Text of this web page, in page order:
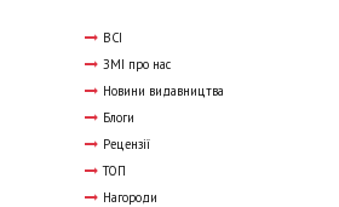
ВСІ
ЗМІ про нас
Новини видавництва
Блоги
Рецензії
ТОП
Нагороди